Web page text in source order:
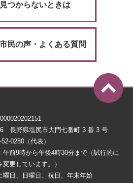
見つからないときは
市民の声・よくある質問
長野県塩尻市大門七番町 3 番 3 号
0280（代表）
午前9時から午後4時30分まで（試行的に
更しています。）
曜日、日曜日、祝日、年末年始